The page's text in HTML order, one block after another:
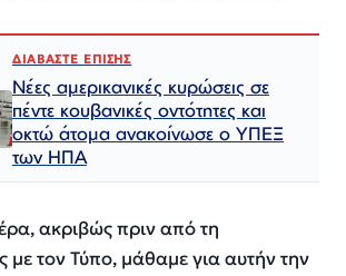
ΔΙΑΒΑΣΤΕ ΕΠΙΣΗΣ
Νέες αμερικανικές κυρώσεις σε
πέντε κουβανικές οντότητες και
οκτώ άτομα ανακοίνωσε ο ΥΠΕΞ
των ΗΠΑ
ακριβώς πριν από τη
με τον Τύπο, μάθαμε για αυτήν την